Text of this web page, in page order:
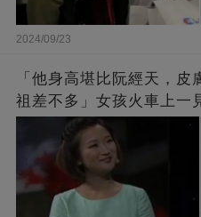
2024/09/23
「他身高堪比阮經天，
祖差不多」女孩火車上一
最后卻尷尬不已